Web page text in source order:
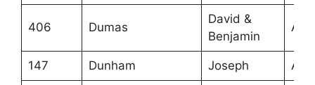
406 Dumas
David &
Benjamin
147 Dunham Joseph